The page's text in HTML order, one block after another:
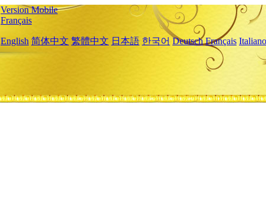
Version Mobile
Français
English 简体中文 繁體中文 日本語 한국어 Deutsch Français Italiano